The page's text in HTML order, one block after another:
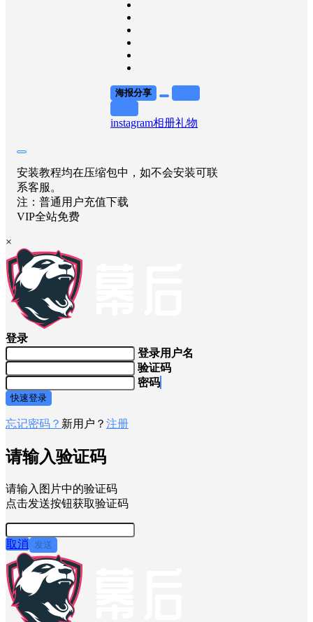
海报分享
instagram相册礼物
安装教程均在压缩包中，如不会安装可联
系客服。
注：普通用户充值下载
VIP全站免费
×
登录
登录用户名
验证码
密码
快速登录
忘记密码？ 新用户？ 注册
请输入验证码
请输入图片中的验证码
点击发送按钮获取验证码
取消 发送